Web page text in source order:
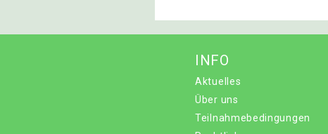
INFO
Aktuelles
Über uns
Teilnahmebedingungen